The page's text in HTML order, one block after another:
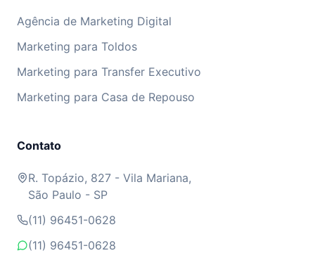
Agência de Marketing Digital
Marketing para Toldos
Marketing para Transfer Executivo
Marketing para Casa de Repouso
Contato
R. Topázio, 827 - Vila Mariana,
São Paulo - SP
(11) 96451-0628
(11) 96451-0628